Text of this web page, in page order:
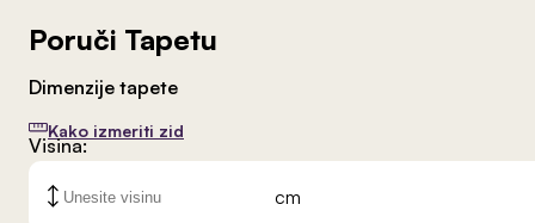
Poruči Tapetu
Dimenzije tapete
Kako izmeriti zid
Visina:
cm